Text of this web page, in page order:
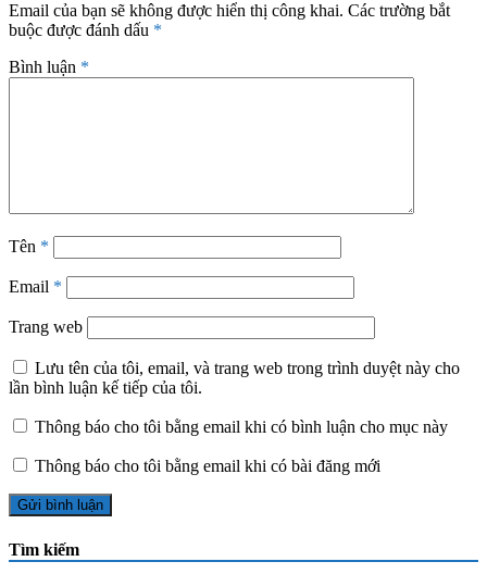
Email của bạn sẽ không được hiển thị công khai. Các trường bắt
buộc được đánh dấu *
Bình luận *
Tên *
Email *
Trang web
Lưu tên của tôi, email, và trang web trong trình duyệt này cho
lần bình luận kế tiếp của tôi.
Thông báo cho tôi bằng email khi có bình luận cho mục này
Thông báo cho tôi bằng email khi có bài đăng mới
Tìm kiếm